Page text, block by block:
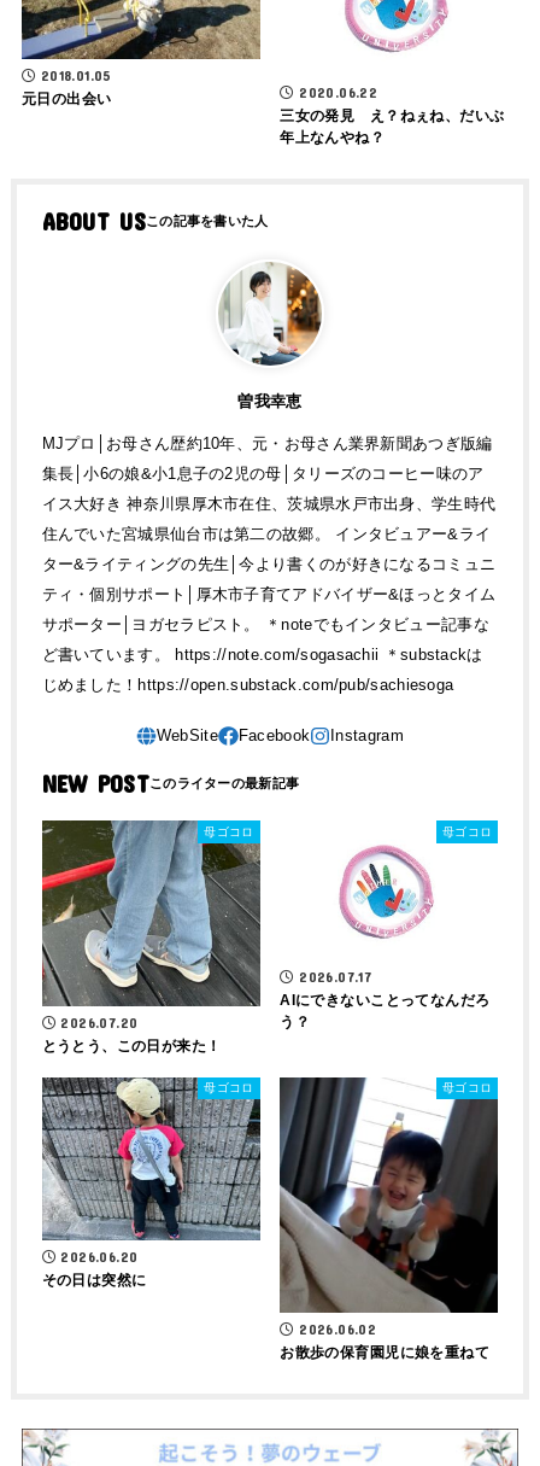
2018.01.05
元日の出会い 2020.06.22
三女の発見 え？ねぇね、だいぶ
年上なんやね？
ABOUT US
曽我幸恵
MJプロ│お母さん歴約10年、元・お母さん業界新聞あつぎ版編
集長│小6の娘&小1息子の2児の母│タリーズのコーヒー味のア
イス大好き 神奈川県厚木市在住、茨城県水戸市出身、学生時代
住んでいた宮城県仙台市は第二の故郷。 インタビュアー&ライ
ター&ライティングの先生│今より書くのが好きになるコミュニ
ティ・個別サポート│厚木市子育てアドバイザー&ほっとタイム
サポーター│ヨガセラピスト。 ＊noteでもインタビュー記事な
ど書いています。 https://note.com/sogasachii ＊substackは
じめました！https://open.substack.com/pub/sachiesoga
NEW POST
母ゴコロ
2026.07.20
とうとう、この日が来た！
母ゴコロ
2026.07.17
AIにできないことってなんだろ
う？
母ゴコロ
2026.06.20
その日は突然に
母ゴコロ
2026.06.02
お散歩の保育園児に娘を重ねて